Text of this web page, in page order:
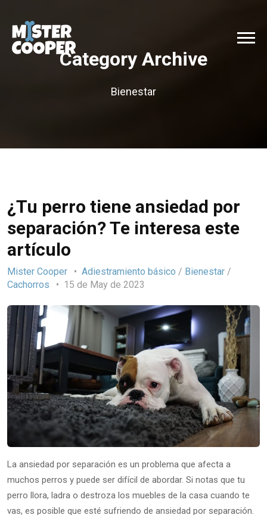
Category Archive
Bienestar
¿Tu perro tiene ansiedad por
separación? Te interesa este
artículo
Mister Cooper Adiestramiento básico / Bienestar /
Cachorros
15 de May de 2023
La ansiedad por separación es un problema que afecta a
muchos perros y puede ser difícil de abordar. Si notas que tu
perro llora, ladra o destroza los muebles de la casa cuando te
vas, es posible que esté sufriendo de ansiedad por separación.